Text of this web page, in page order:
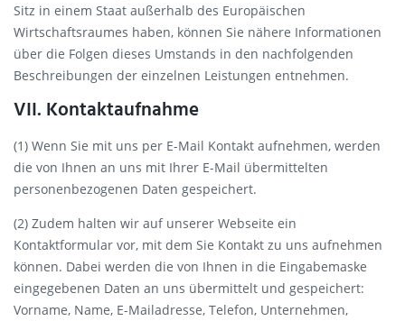
Sitz in einem Staat außerhalb des Europäischen
Wirtschaftsraumes haben, können Sie nähere Informationen
über die Folgen dieses Umstands in den nachfolgenden
Beschreibungen der einzelnen Leistungen entnehmen.
VII. Kontaktaufnahme
(1) Wenn Sie mit uns per E-Mail Kontakt aufnehmen, werden
die von Ihnen an uns mit Ihrer E-Mail übermittelten
personenbezogenen Daten gespeichert.
(2) Zudem halten wir auf unserer Webseite ein
Kontaktformular vor, mit dem Sie Kontakt zu uns aufnehmen
können. Dabei werden die von Ihnen in die Eingabemaske
eingegebenen Daten an uns übermittelt und gespeichert:
Vorname, Name, E-Mailadresse, Telefon, Unternehmen,